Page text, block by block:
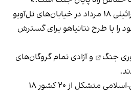
هزاران نفر از شهروندان اسرائیلی ۱۸ مرداد در خیابان‌های تل‌آویو
را با طرح نتانیاهو برای گسترش
جنگ
و آزادی تمام گروگان‌های
همچنین کمیته وزارتی عربی-اسلامی متشکل از ۲۰ کشور ۱۸